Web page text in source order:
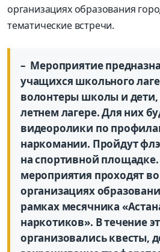
организациях образования
тематические встречи.
– Мероприятие
учащихся школьного
волонтеры школы и
летнем лагере. Для них
видеоролики по
наркомании. Пройдут
на спортивной площадке.
мероприятия проходят
организациях
рамках месячника
наркотиков». В течение
организовалиськвесты,